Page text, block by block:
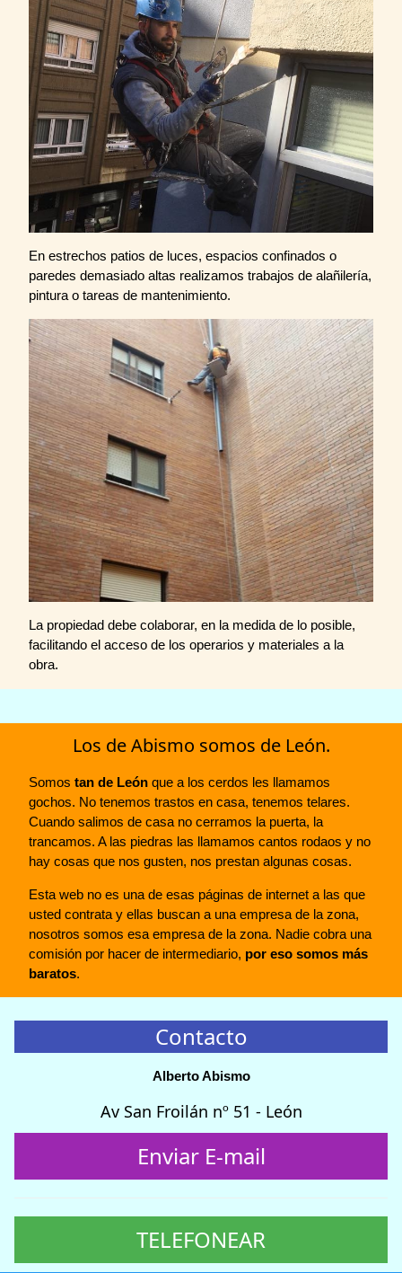
En estrechos patios de luces, espacios confinados o
paredes demasiado altas realizamos trabajos de alañilería,
pintura o tareas de mantenimiento.
La propiedad debe colaborar, en la medida de lo posible,
facilitando el acceso de los operarios y materiales a la
obra.
Los de Abismo somos de León.
Somos tan de León que a los cerdos les llamamos
gochos. No tenemos trastos en casa, tenemos telares.
Cuando salimos de casa no cerramos la puerta, la
trancamos. A las piedras las llamamos cantos rodaos y no
hay cosas que nos gusten, nos prestan algunas cosas.
Esta web no es una de esas páginas de internet a las que
usted contrata y ellas buscan a una empresa de la zona,
nosotros somos esa empresa de la zona. Nadie cobra una
comisión por hacer de intermediario, por eso somos más
baratos.
Contacto
Alberto Abismo
Av San Froilán nº 51 - León
Enviar E-mail
TELEFONEAR